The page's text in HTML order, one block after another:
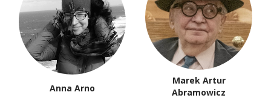
Anna Arno
Marek Artur
Abramowicz